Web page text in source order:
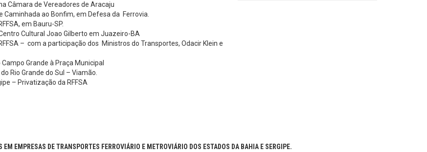
Câmara de Vereadores de Aracaju
ao Bonfim, em Defesa da Ferrovia.
em Bauru-SP.
Cultural Joao Gilberto em Juazeiro-BA
– com a participação dos Ministros do Transportes, Odacir Klein e
Grande à Praça Municipal
Rio Grande do Sul – Viamão.
– Privatização da RFFSA
EMPRESAS DE TRANSPORTES FERROVIÁRIO E METROVIÁRIO DOS ESTADOS DA BAHIA E SERGIPE.